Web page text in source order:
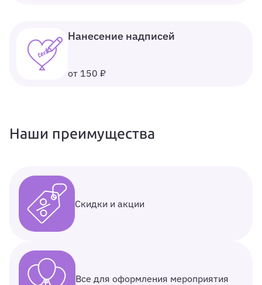
Нанесение надписей
от 150 ₽
Наши преимущества
Скидки и акции
Все для оформления мероприятия